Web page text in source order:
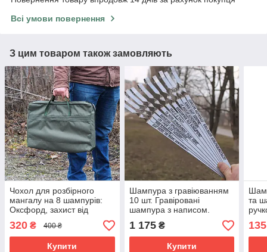
Всі умови повернення
З цим товаром також замовляють
Чохол для розбірного
мангалу на 8 шампурів:
Оксфорд, захист від
вологи, бруду,
транспортування
320 ₴ 400 ₴
Купити
Шампура з гравіюванням
10 шт. Гравіровані
шампура з написом.
Шампура з нержавійки
1 175₴
Купити
та
135